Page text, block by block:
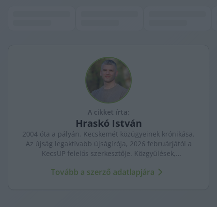
A cikket írta:
Hraskó István
2004 óta a pályán, Kecskemét közügyeinek krónikása.
Az újság legaktívabb újságírója, 2026 februárjától a
KecsUP felelős szerkesztője. Közgyűlések,
arca és a háttérben élők történetei egyszerre jelennek
Tovább a szerző adatlapjára